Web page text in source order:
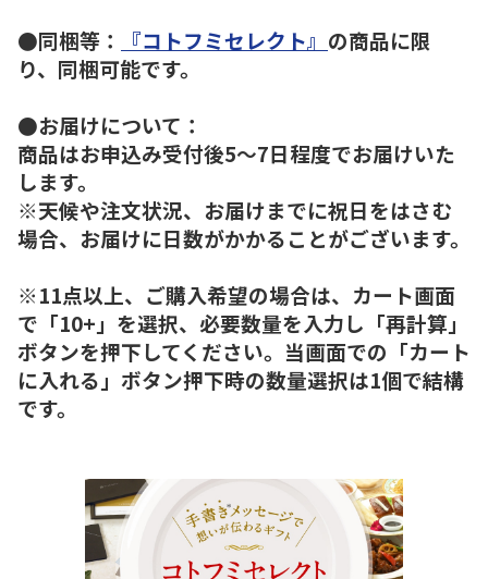
●同梱等：
『コトフミセレクト』 の商品に限
り、同梱可能です。
●お届けについて：
商品はお申込み受付後5～7日程度でお届けいた
します。
※天候や注文状況、お届けまでに祝日をはさむ
場合、お届けに日数がかかることがございます。
※11点以上、ご購入希望の場合は、カート画面
で「10+」を選択、必要数量を入力し「再計算」
ボタンを押下してください。当画面での「カート
に入れる」ボタン押下時の数量選択は1個で結構
です。